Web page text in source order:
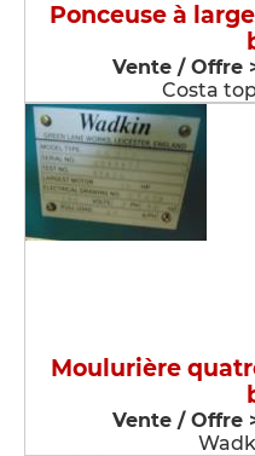
Ponceuse à
Vente / Offre
Costa
Moulurière
Vente / Offre